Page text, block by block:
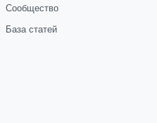
Сообщество
База статей